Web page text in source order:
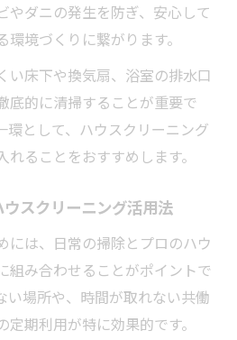
やダニの発生を防ぎ、安心して
境づくりに繋がります。
い床下や換気扇、浴室の排水口
底的に清掃することが重要で
環として、ハウスクリーニング
ることをおすすめします。
スクリーニング活用法
には、日常の掃除とプロのハウ
組み合わせることがポイントで
い場所や、時間が取れない共働
期利用が特に効果的です。